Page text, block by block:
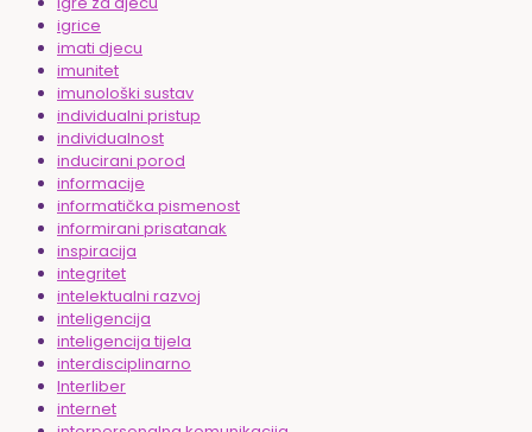
igrice
imati djecu
imunitet
imunološki sustav
individualni pristup
individualnost
inducirani porod
informacije
informatička pismenost
informirani prisatanak
inspiracija
integritet
intelektualni razvoj
inteligencija
inteligencija tijela
interdisciplinarno
Interliber
internet